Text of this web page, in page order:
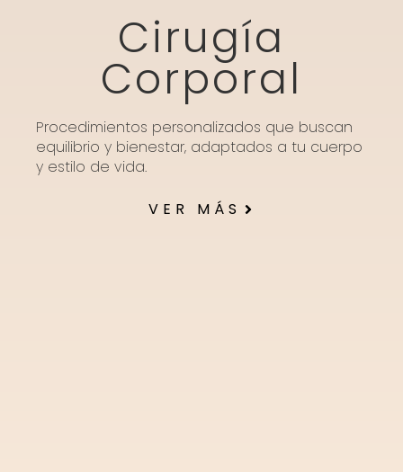
Cirugía
Corporal
Procedimientos personalizados que buscan
equilibrio y bienestar, adaptados a tu cuerpo
y estilo de vida.
VER MÁS